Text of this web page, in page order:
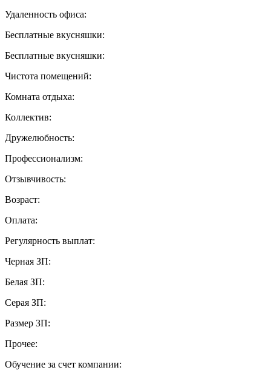
Удаленность офиса:
Бесплатные вкусняшки:
Бесплатные вкусняшки:
Чистота помещений:
Комната отдыха:
Коллектив:
Дружелюбность:
Профессионализм:
Отзывчивость:
Возраст:
Оплата:
Регулярность выплат:
Черная ЗП:
Белая ЗП:
Серая ЗП:
Размер ЗП:
Прочее:
Обучение за счет компании: